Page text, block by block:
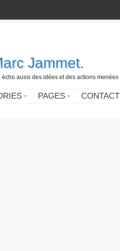
Jammet.
aussi des idées et des actions menées
PAGES CONTACT